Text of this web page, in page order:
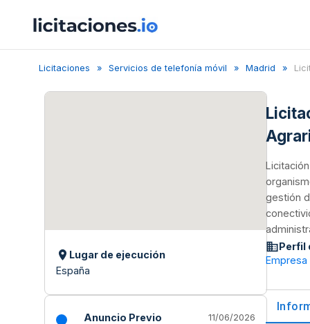
Licitaciones Servicios de telefonía móvil Madrid
Lugar de ejecución
España
Anuncio Previo
11/06/2026
gestión
Perfil
Empresa